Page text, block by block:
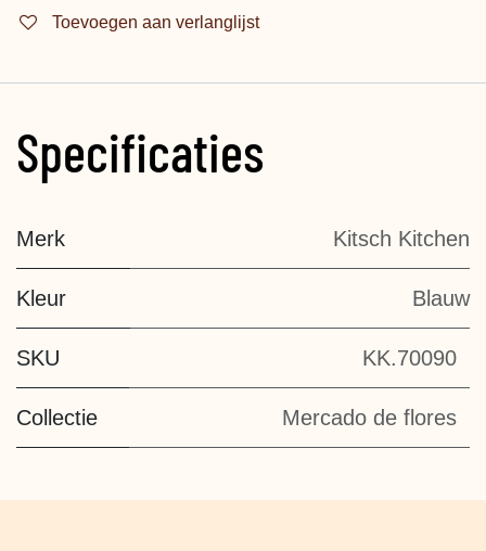
Toevoegen aan verlanglijst
Specificaties
Merk Kitsch Kitchen
Kleur Blauw
SKU KK.70090
Collectie Mercado de flores